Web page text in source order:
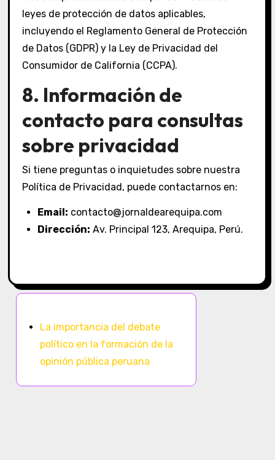
leyes de protección de datos aplicables,
incluyendo el Reglamento General de Protección
de Datos (GDPR) y la Ley de Privacidad del
Consumidor de California (CCPA).
8. Información de
contacto para consultas
sobre privacidad
Si tiene preguntas o inquietudes sobre nuestra
Política de Privacidad, puede contactarnos en:
Email: contacto@jornaldearequipa.com
Dirección: Av. Principal 123, Arequipa, Perú.
La importancia del debate
político en la formación de la
opinión pública peruana